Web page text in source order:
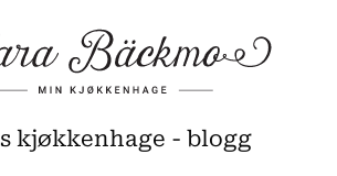
kjøkkenhage - blogg